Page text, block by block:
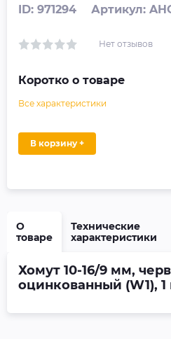
ID: 971294 Артикул:
Нет отзывов
Коротко о товаре
Все характеристики
В корзину +
О
товаре
Технические
характеристики
Хомут 10-16/9 мм,
оцинкованный (W1), 1